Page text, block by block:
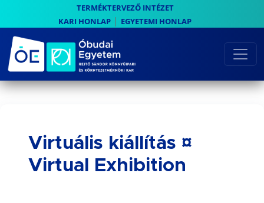
TERMÉKTERVEZŐ INTÉZET
KARI HONLAP | EGYETEMI HONLAP
Virtuális kiállítás ¤
Virtual Exhibition